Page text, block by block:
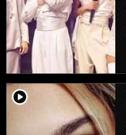
player2